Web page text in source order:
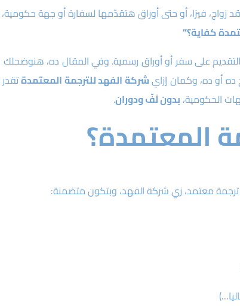
فيزا، أو حتى أوراق هتقدّمها لسفارة أو جهة
كفاية؟”
على سفر أو أوراق رسمية. وفي المقال ده،
ده أو ده، وكمان إزايشركة الفهد للترجمة المعتمدة
الحكومية، بدون لَفّ ودوران.
المعتمدة؟
معتمد، زي شركة الفهد، وبتكون متضمنة: